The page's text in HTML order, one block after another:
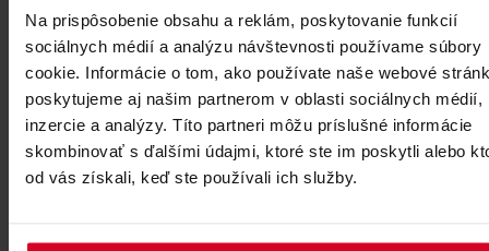
Na prispôsobenie obsahu a reklám, poskytovanie funkcií
sociálnych médií a analýzu návštevnosti používame súbory
cookie. Informácie o tom, ako používate naše webové
poskytujeme aj našim partnerom v oblasti sociálnych médií,
inzercie a analýzy. Títo partneri môžu príslušné informácie
skombinovať s ďalšími údajmi, ktoré ste im poskytli alebo
od vás získali, keď ste používali ich služby.
Certifikát z ratrakovania
Po úspešnom absolvovaní nočnej úpravy zjazdoviek na
pásovom vozidle obdržíte certifikát.